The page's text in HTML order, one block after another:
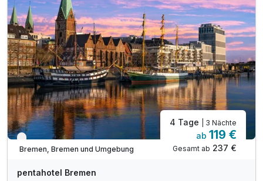
inkl. Billiard und Darts in der Pentalounge
inkl. Fitnessbereichnutzung mit Peloton Geräten
inkl. Fährfahrt über die Weser mit der BremenCARD
inkl. Preisermäßigungen bis zu 50% mit der CARD
inkl. WLAN Nutzung
Verfügbar bis Dezember
Bremen, Bremen und Umgebung
4 Tage | 3 Nächte
ab 119 €
Gesamt ab 237 €
pentahotel Bremen